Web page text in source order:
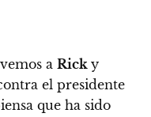
a Rick y
el presidente
que ha sido